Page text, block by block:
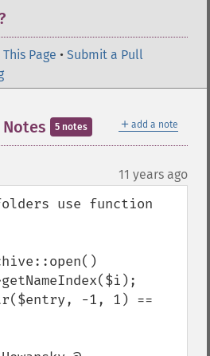
Page • Submit a Pull
＋ add a note
5 notes
11 years ago
use function
-1, 1) ==